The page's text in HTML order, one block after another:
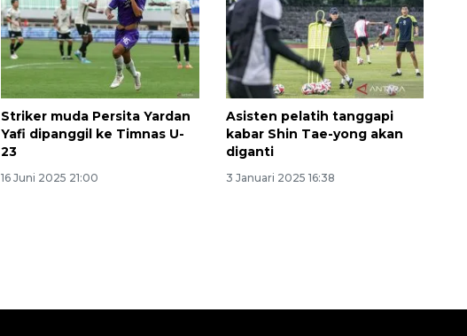
Striker muda Persita Yardan
Yafi dipanggil ke Timnas U-
23
16 Juni 2025 21:00
Asisten pelatih tanggapi
kabar Shin Tae-yong akan
diganti
3 Januari 2025 16:38
160 ribu sambungan baru
jaringan gas 2026